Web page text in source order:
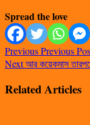
Spread the love
PreviousPrevious
Nextআর কয়েকমাস
Related Articles